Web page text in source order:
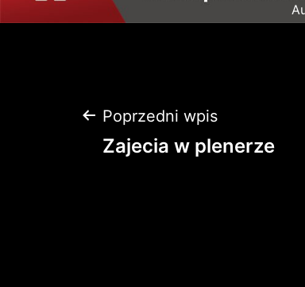
Nawigacja
Poprzedni wpis
Zajecia w plenerze